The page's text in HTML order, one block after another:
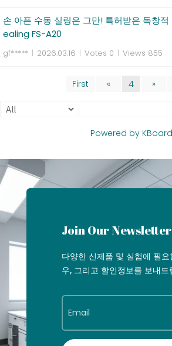
손 아픈 수동 실링은 그만! 특허받은 독창
ealing FS-A20
gf***** | 2026.03.16 | Votes 0 | Views 855
First « 4 »
Powered by KBoard
Join Our Newsletter
다양한 신제품 및 실험에 필
우, 그리고 할인정보를 보내드